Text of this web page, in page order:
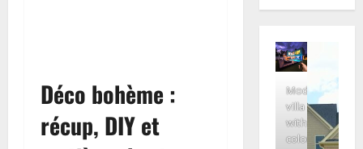
Déco bohème :
récup, DIY et
Modern
villa
with
colored